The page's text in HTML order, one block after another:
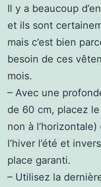
Il y a beaucoup
et ils sont
mais c’est bien
besoin de ces
mois.
– Avec une
de 60 cm, placez
non à
l’hiver l’été et
place garanti.
– Utilisez la